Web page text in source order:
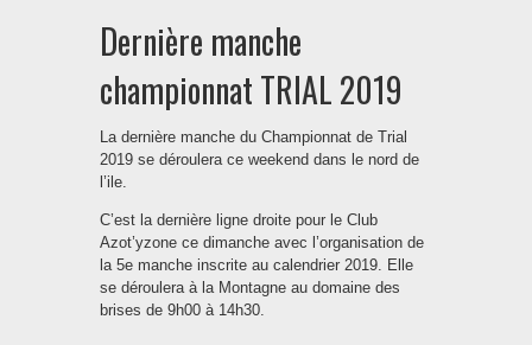
Dernière manche
championnat TRIAL 2019
La dernière manche du Championnat de Trial
2019 se déroulera ce weekend dans le nord de
l’ile.
C’est la dernière ligne droite pour le Club
Azot’yzone ce dimanche avec l’organisation de
la 5e manche inscrite au calendrier 2019. Elle
se déroulera à la Montagne au domaine des
brises de 9h00 à 14h30.